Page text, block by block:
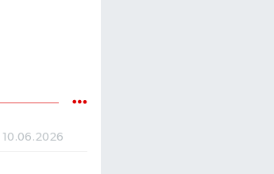
10.06.2026